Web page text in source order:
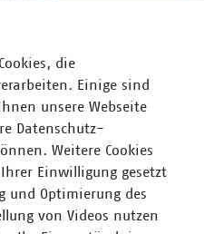
und Energieerzeugung
die
Einige sind
unsere Webseite
Datenschutz-
Weitere Cookies
Einwilligung gesetzt
und Optimierung des
von Videos nutzen